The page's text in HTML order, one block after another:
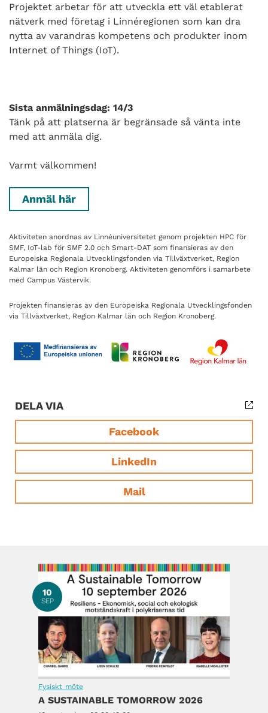
Projektet arbetar för att utveckla ett väl etablerat
nätverk med företag i Linnéregionen som kan dra
nytta av varandras kompetens och produkter inom
Internet of Things (IoT).
Sista anmälningsdag: 14/3
Tänk på att platserna är begränsade så vänta inte
med att anmäla dig.
Varmt välkommen!
Anmäl här
Aktiviteten anordnas av Linnéuniversitetet genom projekten HPC för
SMF, IoT-lab för SMF 2.0 och Smart-DAT som finansieras av den
Europeiska Regionala Utvecklingsfonden via Tillväxtverket, Region
Kalmar län och Region Kronoberg. Aktiviteten genomförs i samarbete
med Campus Västervik.
Projekten finansieras av den Europeiska Regionala Utvecklingsfonden
via Tillväxtverket, Region Kalmar län och Region Kronoberg.
DELA VIA
Facebook
LinkedIn
Mail
10
SEP
Fysiskt möte
A SUSTAINABLE TOMORROW 2026